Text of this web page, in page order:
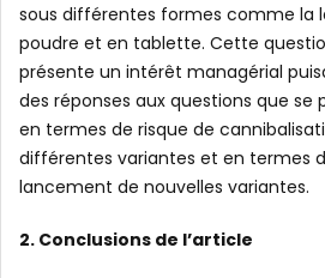
sous différentes formes comme la
poudre et en tablette. Cette
présente un intérêt managérial
des réponses aux questions que se
en termes de risque de
différentes variantes et en termes
lancement de nouvelles variantes.
2. Conclusions de l’article